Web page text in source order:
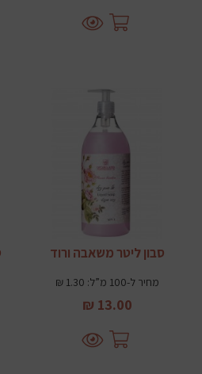
סבון ליטר משאבה ורוד
מחיר ל-100 מ”ל: 1.30 ₪
13.00 ₪